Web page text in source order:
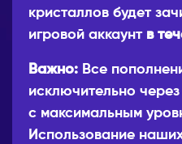
кристаллов будет
игровой аккаунт в
Важно: Все
исключительно
с максимальным
Использование